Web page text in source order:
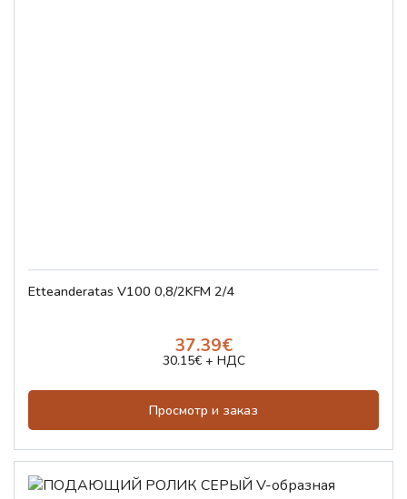
Etteanderatas V100 0,8/2KFM 2/4
37.39€
30.15€ + НДС
Просмотр и заказ